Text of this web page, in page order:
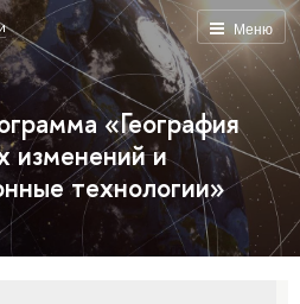
Меню
«География
изменений и
технологии»